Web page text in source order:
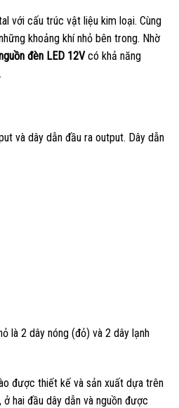
với cấu trúc vật liệu kim loại. Cùng
khoảng khí nhỏ bên trong. Nhờ
đèn LED 12Vcó khả năng
và dây dẫn đầu ra output. Dây dẫn
là 2 dây nóng (đỏ) và 2 dây lạnh
được thiết kế và sản xuất dựa trên
hai đầu dây dẫn và nguồn được